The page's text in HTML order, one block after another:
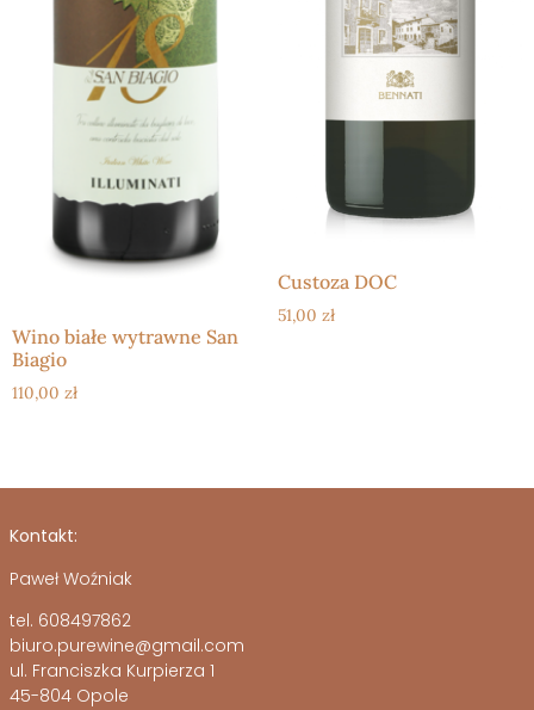
Wino białe wytrawne San
Biagio
110,00 zł
Custoza DOC
51,00 zł
Kontakt:
Paweł Woźniak
tel. 608497862
biuro.purewine@gmail.com
ul. Franciszka Kurpierza 1
45-804 Opole